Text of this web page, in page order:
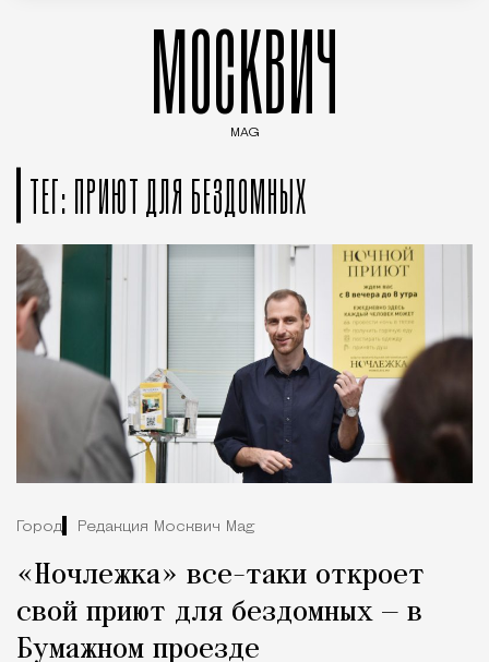
МОСКВИЧ
MAG
ТЕГ: ПРИЮТ ДЛЯ БЕЗДОМНЫХ
Город Редакция Москвич Mag
«Ночлежка» все-таки откроет
свой приют для бездомных — в
Бумажном проезде